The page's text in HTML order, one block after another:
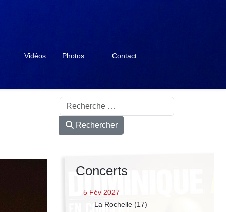
Vidéos Photos Contact
Rechercher
Rechercher
Concerts
5 Fév 2027
La Rochelle (17)